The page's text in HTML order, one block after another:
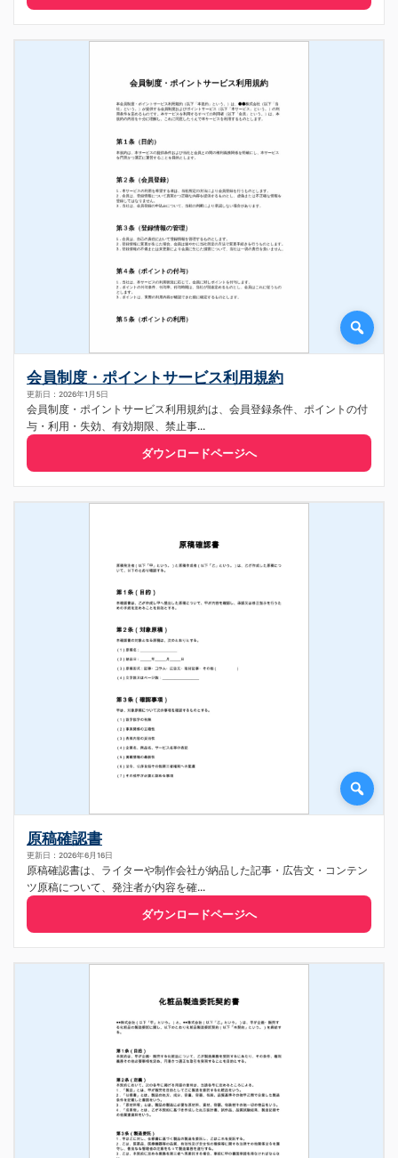
会員制度・ポイントサービス利用規約
更新日：2026年1月5日
会員制度・ポイントサービス利用規約は、会員登録条件、ポイントの付
与・利用・失効、有効期限、禁止事...
ダウンロードページへ
原稿確認書
更新日：2026年6月16日
原稿確認書は、ライターや制作会社が納品した記事・広告文・コンテン
ツ原稿について、発注者が内容を確...
ダウンロードページへ